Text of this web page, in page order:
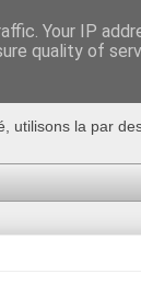
la par
Your IP
quality of